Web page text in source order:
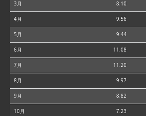
3月 8.10
4月 9.56
5月 9.44
6月 11.08
7月 11.20
8月 9.97
9月 8.82
10月 7.23